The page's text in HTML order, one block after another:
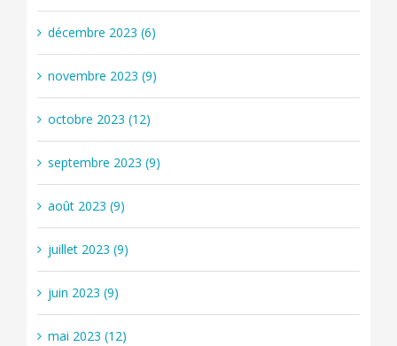
décembre 2023 (6)
novembre 2023 (9)
octobre 2023 (12)
septembre 2023 (9)
août 2023 (9)
juillet 2023 (9)
juin 2023 (9)
mai 2023 (12)